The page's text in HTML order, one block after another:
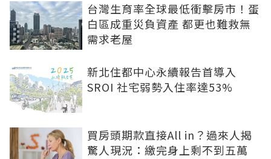
台灣生育率全球最低衝擊房市！蛋
白區成重災負資產 都更也難救無
需求老屋
新北住都中心永續報告首導入
SROI 社宅弱勢入住率達53%
買房頭期款直接All in？過來人揭
驚人現況：繳完身上剩不到五萬